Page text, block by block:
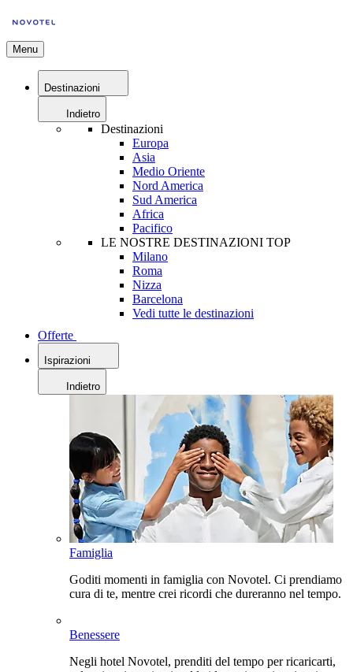
Menu
Destinazioni
Indietro
Destinazioni
Europa
Asia
Medio Oriente
Nord America
Sud America
Africa
Pacifico
LE NOSTRE DESTINAZIONI TOP
Milano
Roma
Nizza
Barcelona
Vedi tutte le destinazioni
Offerte
Ispirazioni
Indietro
Famiglia
Goditi momenti in famiglia con Novotel. Ci prendiamo
cura di te, mentre crei ricordi che dureranno nel tempo.
Benessere
Negli hotel Novotel, prenditi del tempo per ricaricarti,